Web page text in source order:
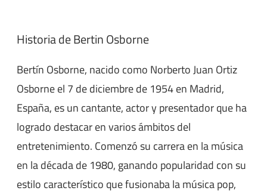
Historia de Bertin Osborne
Bertín Osborne, nacido como Norberto Juan Ortiz
Osborne el 7 de diciembre de 1954 en Madrid,
España, es un cantante, actor y presentador que ha
logrado destacar en varios ámbitos del
entretenimiento. Comenzó su carrera en la música
en la década de 1980, ganando popularidad con su
estilo característico que fusionaba la música pop,